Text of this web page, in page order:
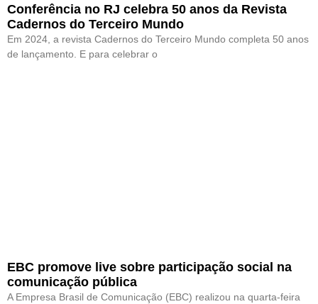
Conferência no RJ celebra 50 anos da Revista
Cadernos do Terceiro Mundo
Em 2024, a revista Cadernos do Terceiro Mundo completa 50 anos
de lançamento. E para celebrar o
EBC promove live sobre participação social na
comunicação pública
A Empresa Brasil de Comunicação (EBC) realizou na quarta-feira